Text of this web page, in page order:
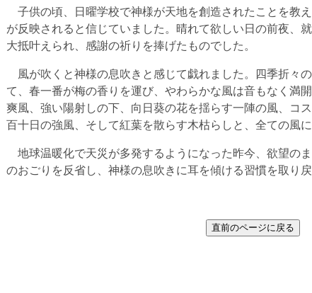
子供の頃、日曜学校で神様が天地を創造されたことを教
が反映されると信じていました。晴れて欲しい日の前夜、
大抵叶えられ、感謝の祈りを捧げたものでした。
風が吹くと神様の息吹きと感じて戯れました。四季折々
て、春一番が梅の香りを運び、やわらかな風は音もなく満
爽風、強い陽射しの下、向日葵の花を揺らす一陣の風、コ
百十日の強風、そして紅葉を散らす木枯らしと、全ての風
地球温暖化で天災が多発するようになった昨今、欲望の
のおごりを反省し、神様の息吹きに耳を傾ける習慣を取り